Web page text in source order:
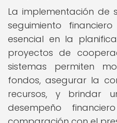
La implementación de
seguimiento
esencial en la
proyectos de
sistemas permiten
fondos, asegurar la
recursos, y brindar
desempeño